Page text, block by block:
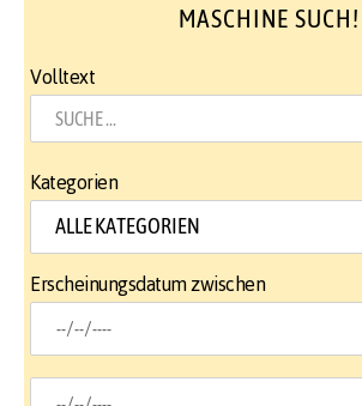
MASCHINE SUCH!
Volltext
Kategorien
Erscheinungsdatum zwischen